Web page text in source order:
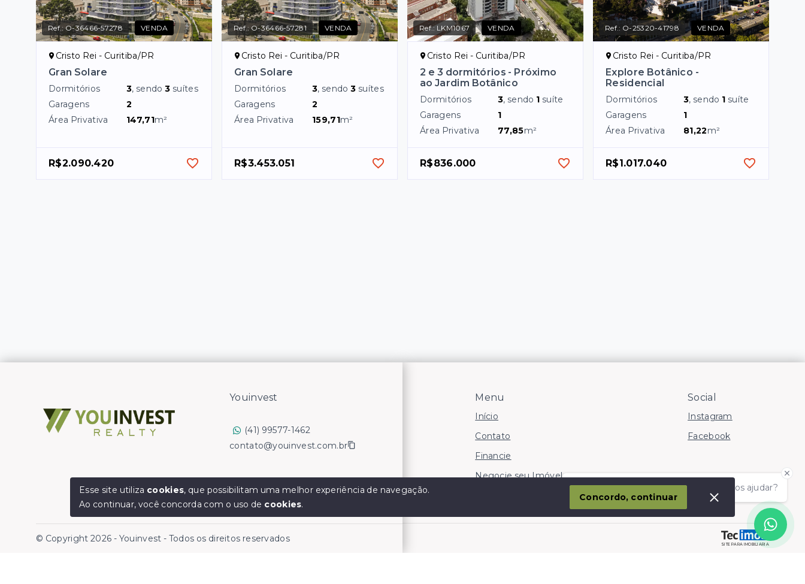
Ref.:O-36466-57278 VENDA
Cristo Rei - Curitiba/PR
Gran Solare
Dormitórios 3, sendo3 suítes
Garagens
2
Área Privativa
147,71m²
R$2.090.420
Ref.:O-36466-57281 VENDA
Cristo Rei - Curitiba/PR
Gran Solare
Dormitórios 3, sendo3 suítes
Garagens
2
Área Privativa
159,71m²
R$3.453.051
Ref.:LKM1067 VENDA
Cristo Rei - Curitiba/PR
2 e 3 dormitórios - Próximo
ao Jardim Botânico
Dormitórios 3, sendo 1 suíte
Garagens
1
Área Privativa
77,85m²
R$836.000
Ref.: O-25320-41798 VENDA
Cristo Rei - Curitiba/PR
Explore Botânico -
Residencial
Dormitórios 3, sendo 1 suíte
Garagens
1
Área Privativa
81,22m²
R$1.017.040
Olá! somos da Linkmob, como podemos ajudar?
Menu
Início
Contato
Financie
Negocie seu Imóvel
Social
Instagram
Facebook
SITE PARA IMOBILIARIA
Youinvest
(41) 99577-1462
contato@youinvest.com.br
© Copyright 2026 - Youinvest - Todos os direitos reservados
Esse site utiliza cookies, que possibilitam uma melhor experiência de navegação.
Ao continuar, você concorda com o uso de cookies.
Concordo, continuar